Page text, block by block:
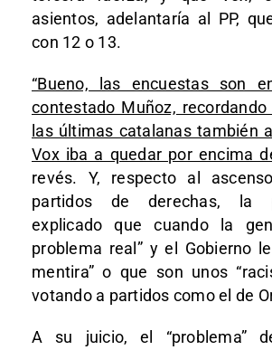
asientos, adelantaría al PP,
con 12 o 13.
“Bueno, las encuestas son
contestado Muñoz,
las últimas catalanas también
Vox iba a quedar por encima
revés. Y, respecto al
partidos de derechas, la
explicado que cuando la
problema real” y el Gobierno
mentira” o que son unos
votando a partidos como el de
A su juicio, el “problema”